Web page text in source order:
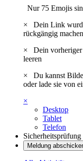
Nur 75 Emojis
×
Dein Link
rückgängig
×
Dein
leeren
×
Du kannst
oder lade sie von
×
Desktop
Tablet
Telefon
Sicherheitsprüfung
Meldung